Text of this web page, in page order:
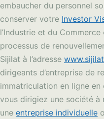
embaucher du personnel
conserver votre Investor
l’Industrie et du Commerce
processus de
Sijilat à l’adresse
dirigeants d’entreprise de
immatriculation en ligne en
vous dirigiez une société à
une entreprise individuelle